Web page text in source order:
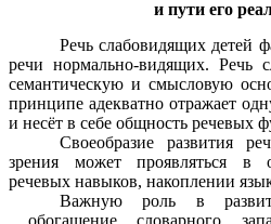
и пути его
Речь слабовидящих детей
речи нормально-видящих. Речь
семантическую и смысловую
принципе адекватно отражает
и несёт в себе общность речевых
Своеобразие развития
зрения может проявляться в
речевых навыков, накоплении
Важную роль в
обогащение словарного